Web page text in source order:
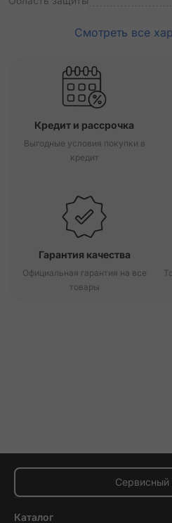
Смотреть все
Кредит и рассрочка
Выгодные условия покупки в
кредит
Гарантия качества
Официальная гарантия на все
товары
Сервисный
Каталог